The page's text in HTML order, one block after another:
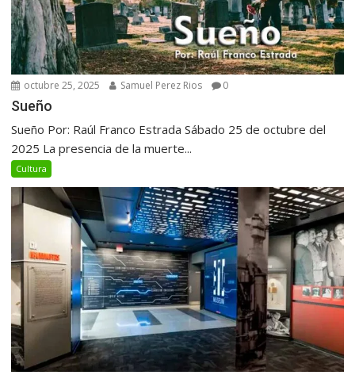
octubre 25, 2025 Samuel Perez Rios 0
Sueño
Sueño Por: Raúl Franco Estrada Sábado 25 de octubre del
2025 La presencia de la muerte...
Cultura